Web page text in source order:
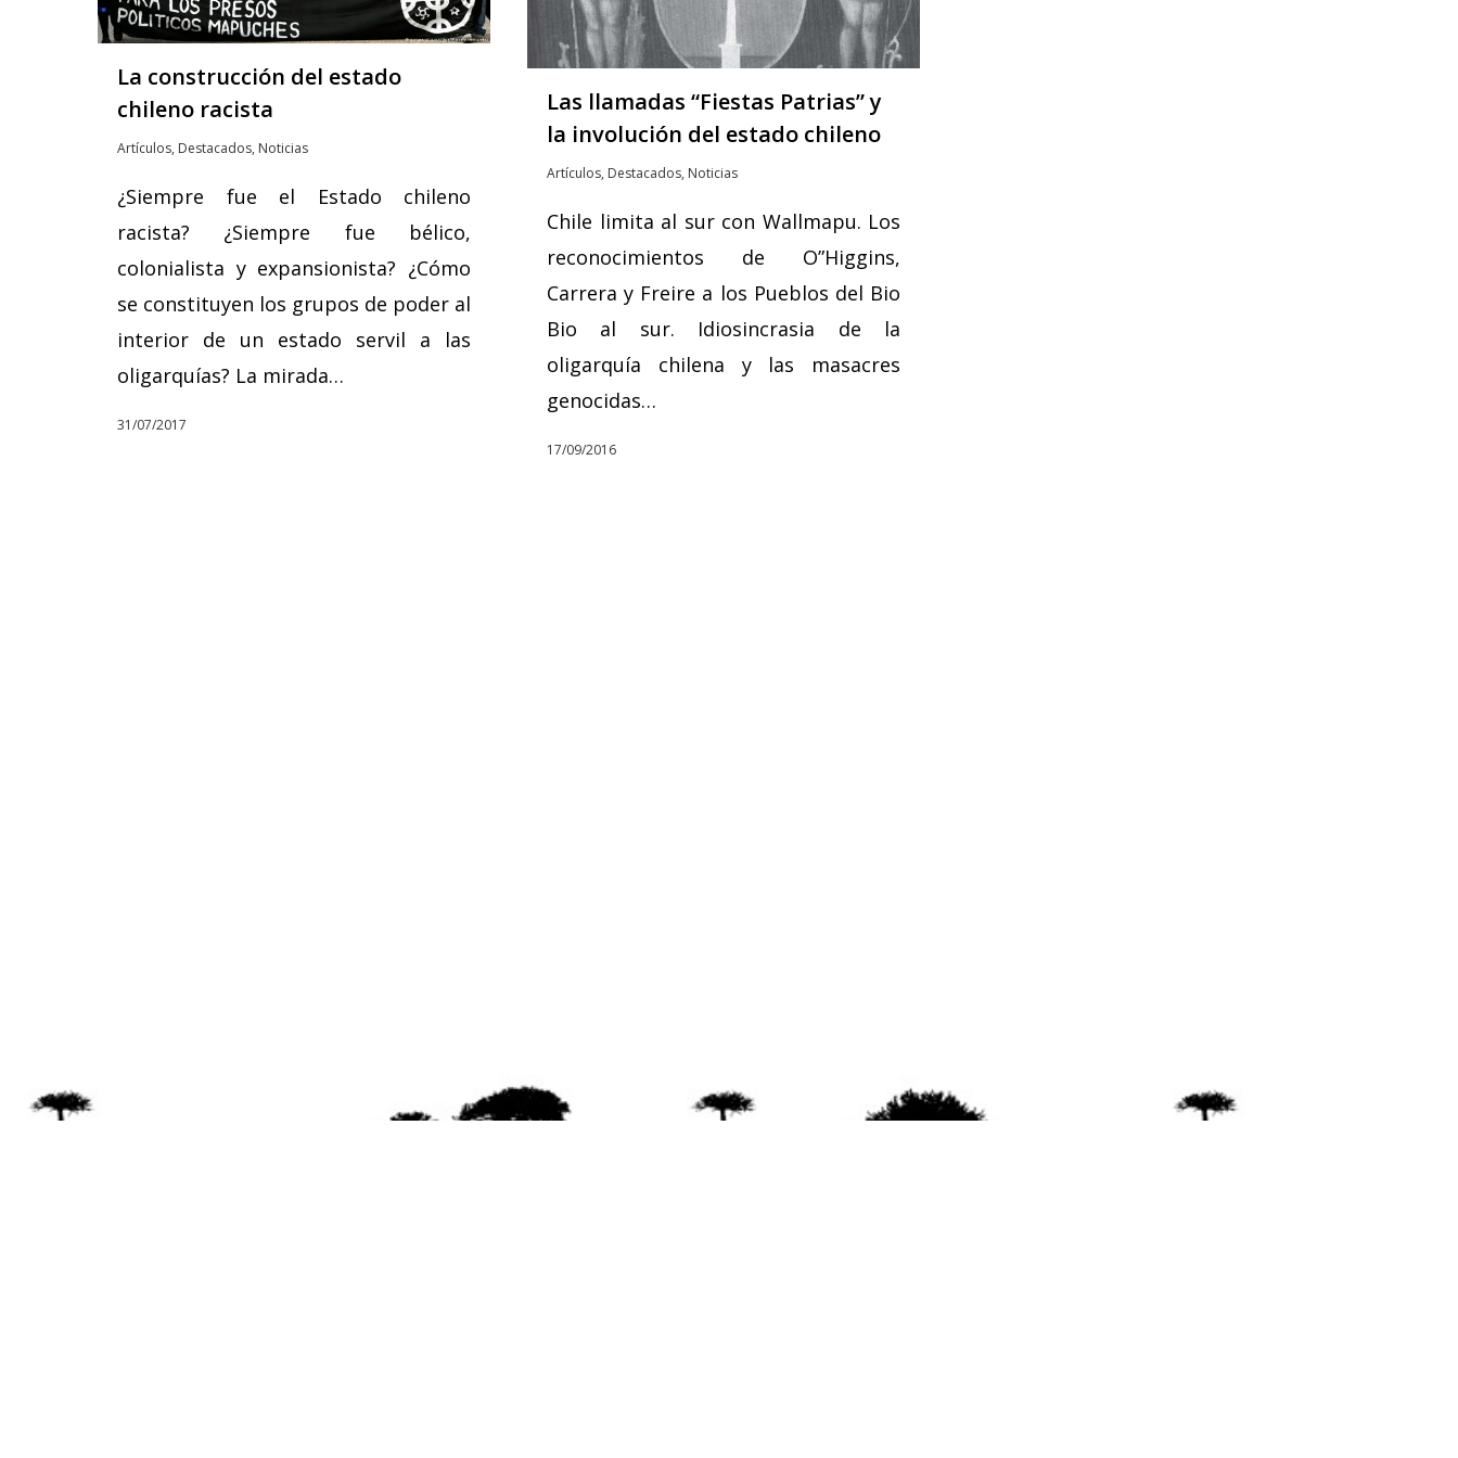
La construcción del estado
chileno racista
Artículos, Destacados, Noticias
¿Siempre fue el Estado chileno
racista? ¿Siempre fue bélico,
colonialista y expansionista? ¿Cómo
se constituyen los grupos de poder al
interior de un estado servil a las
oligarquías? La mirada…
31/07/2017
Las llamadas “Fiestas Patrias” y
la involución del estado chileno
Artículos, Destacados, Noticias
Chile limita al sur con Wallmapu. Los
reconocimientos de O”Higgins,
Carrera y Freire a los Pueblos del Bio
Bio al sur. Idiosincrasia de la
oligarquía chilena y las masacres
genocidas…
17/09/2016